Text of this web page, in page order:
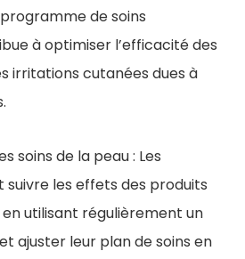
de soins
à optimiser l’efficacité des
irritations cutanées dues à
soins de la peau : Les
les effets des produits
utilisant régulièrement un
ajuster leur plan de soins en